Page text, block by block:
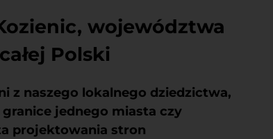
województwa
Polski
z naszego lokalnego dziedzictwa,
jednego miasta czy
projektowania stron